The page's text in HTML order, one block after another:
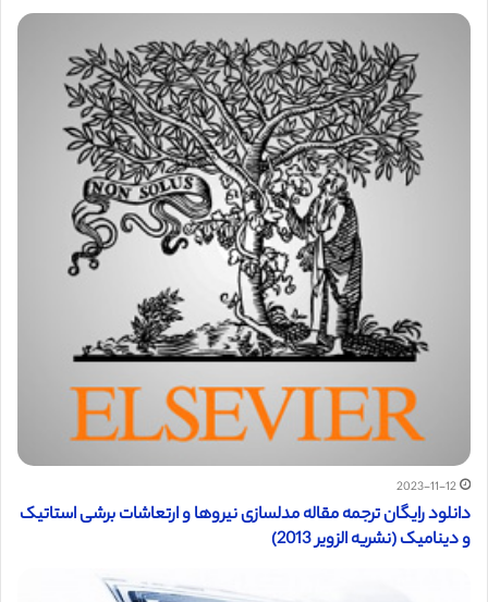
2023-11-12
دانلود رایگان ترجمه مقاله مدلسازی نیروها و ارتعاشات برشی استاتیک
و دینامیک (نشریه الزویر 2013)